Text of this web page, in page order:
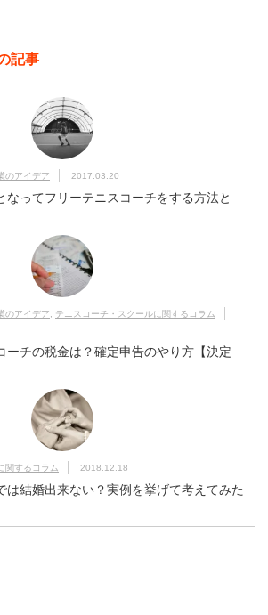
記事
のアイデア 2017.03.20
なってフリーテニスコーチをする方法と
のアイデア
テニスコーチ・スクールに関するコラム
ーチの税金は？確定申告のやり方【決定
関するコラム 2018.12.18
は結婚出来ない？実例を挙げて考えてみた